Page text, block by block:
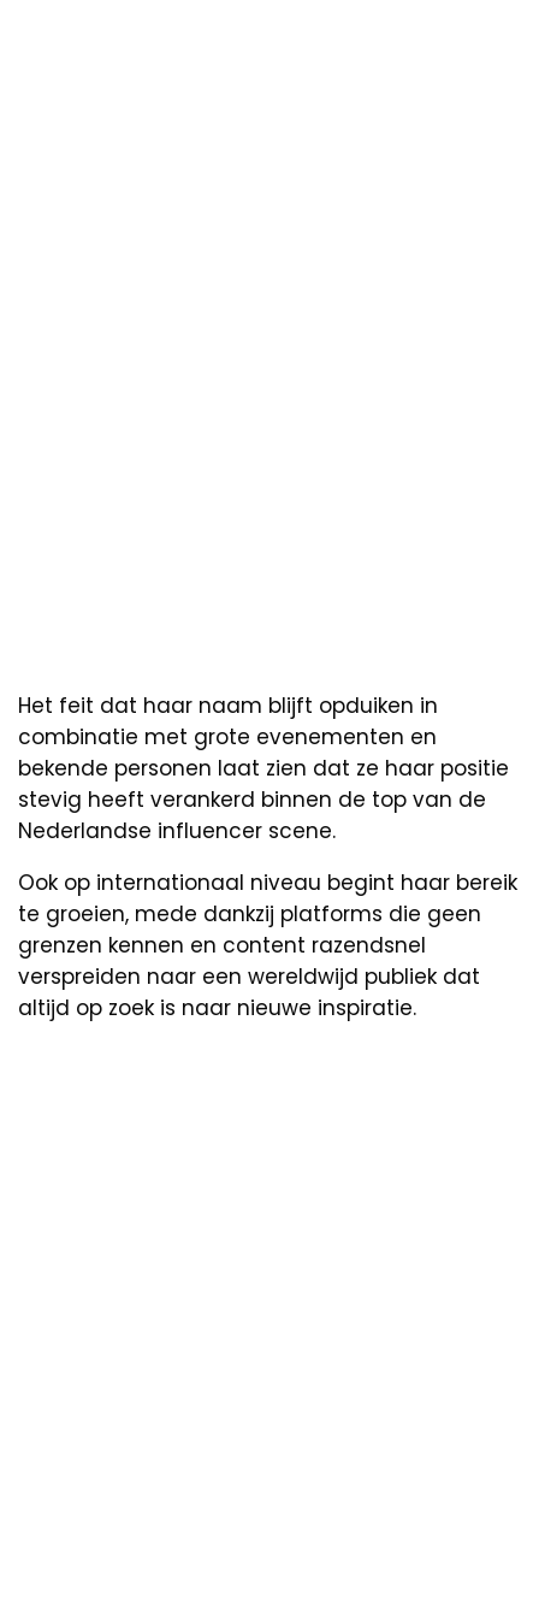
Het feit dat haar naam blijft opduiken in
combinatie met grote evenementen en
bekende personen laat zien dat ze haar positie
stevig heeft verankerd binnen de top van de
Nederlandse influencer scene.
Ook op internationaal niveau begint haar bereik
te groeien, mede dankzij platforms die geen
grenzen kennen en content razendsnel
verspreiden naar een wereldwijd publiek dat
altijd op zoek is naar nieuwe inspiratie.